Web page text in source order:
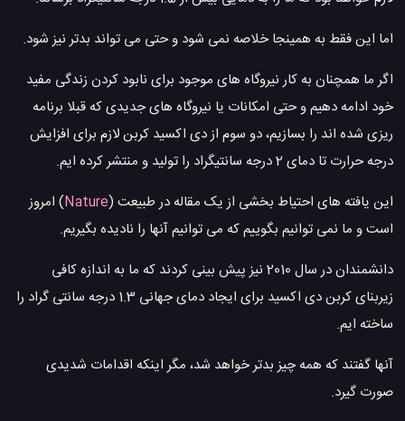
اما این فقط به همینجا خلاصه نمی شود و حتی می تواند بدتر نیز شود.
اگر ما همچنان به کار نیروگاه های موجود برای نابود کردن زندگی مفید
خود ادامه دهیم و حتی امکانات یا نیروگاه های جدیدی که قبلا برنامه
ریزی شده اند را بسازیم، دو سوم از دی اکسید کربن لازم برای افزایش
درجه حرارت تا دمای 2 درجه سانتیگراد را تولید و منتشر کرده ایم.
این یافته های احتیاط بخشی از یک مقاله در طبیعت (Nature) امروز
است و ما نمی توانیم بگوییم که می توانیم آنها را نادیده بگیریم.
دانشمندان در سال 2010 نیز پیش بینی کردند که ما به اندازه کافی
زیربنای کربن دی اکسید برای ایجاد دمای جهانی 1.3 درجه سانتی گراد را
ساخته ایم.
آنها گفتند که همه چیز بدتر خواهد شد، مگر اینکه اقدامات شدیدی
صورت گیرد.